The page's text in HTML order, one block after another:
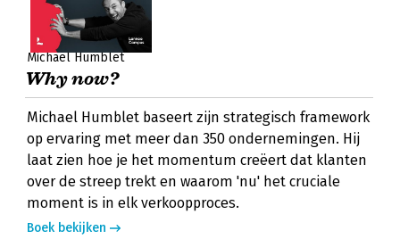
Michael Humblet
Why now?
Michael Humblet baseert zijn strategisch framework
op ervaring met meer dan 350 ondernemingen. Hij
laat zien hoe je het momentum creëert dat klanten
over de streep trekt en waarom 'nu' het cruciale
moment is in elk verkoopproces.
Boek bekijken